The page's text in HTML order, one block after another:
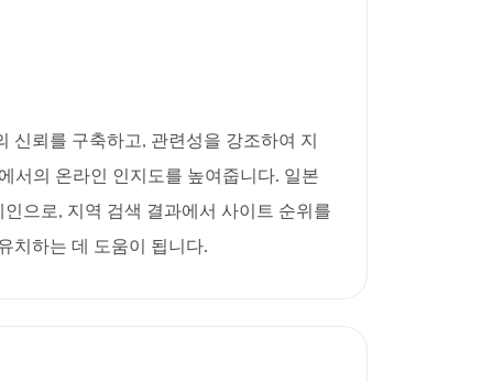
신뢰를 구축하고, 관련성을 강조하여 지
서의 온라인 인지도를 높여줍니다. 일본
으로, 지역 검색 결과에서 사이트 순위를
치하는 데 도움이 됩니다.